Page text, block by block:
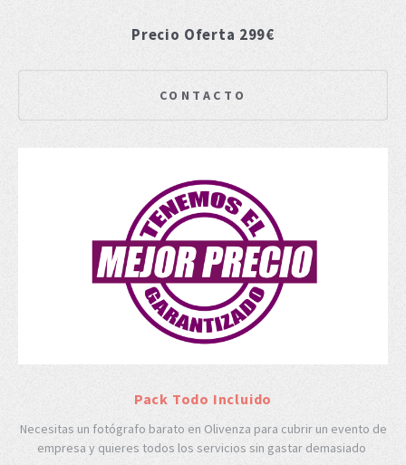
Precio Oferta 299€
CONTACTO
Pack Todo Incluido
Necesitas un fotógrafo barato en Olivenza para cubrir un evento de
empresa y quieres todos los servicios sin gastar demasiado